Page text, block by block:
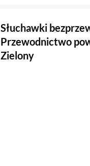
Słuchawki
Przewodnictwo
Zielony